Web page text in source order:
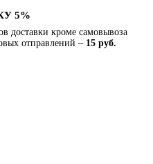
5%
доставки кроме самовывоза
отправлений – 15 руб.